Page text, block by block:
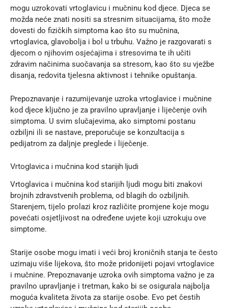
mogu uzrokovati vrtoglavicu i mučninu kod djece. Djeca se
možda neće znati nositi sa stresnim situacijama, što može
dovesti do fizičkih simptoma kao što su mučnina,
vrtoglavica, glavobolja i bol u trbuhu. Važno je razgovarati s
djecom o njihovim osjećajima i stresovima te ih učiti
zdravim načinima suočavanja sa stresom, kao što su vježbe
disanja, redovita tjelesna aktivnost i tehnike opuštanja.
Prepoznavanje i razumijevanje uzroka vrtoglavice i mučnine
kod djece ključno je za pravilno upravljanje i liječenje ovih
simptoma. U svim slučajevima, ako simptomi postanu
ozbiljni ili se nastave, preporučuje se konzultacija s
pedijatrom za daljnje preglede i liječenje.
Vrtoglavica i mučnina kod starijih ljudi
Vrtoglavica i mučnina kod starijih ljudi mogu biti znakovi
brojnih zdravstvenih problema, od blagih do ozbiljnih.
Starenjem, tijelo prolazi kroz različite promjene koje mogu
povećati osjetljivost na određene uvjete koji uzrokuju ove
simptome.
Starije osobe mogu imati i veći broj kroničnih stanja te često
uzimaju više lijekova, što može pridonijeti pojavi vrtoglavice
i mučnine. Prepoznavanje uzroka ovih simptoma važno je za
pravilno upravljanje i tretman, kako bi se osigurala najbolja
moguća kvaliteta života za starije osobe. Evo pet čestih